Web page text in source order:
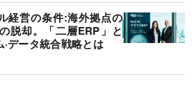
経営の条件:海外拠点の
脱却。「二層ERP」と
データ統合戦略とは